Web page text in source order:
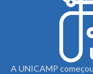
A UNICAMP